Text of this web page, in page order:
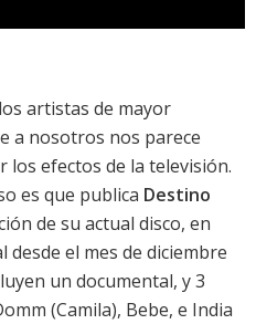
artistas de mayor
a nosotros nos parece
efectos de la televisión.
es que publica Destino
de su actual disco, en
el mes de diciembre
un documental, y 3
(Camila), Bebe, e India